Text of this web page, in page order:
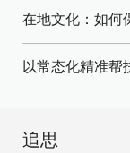
在地文化：如何
以常态化精准帮
追思